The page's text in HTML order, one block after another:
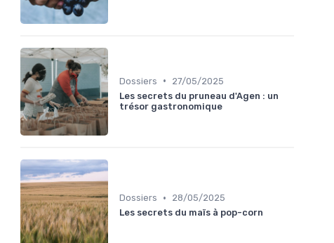
Dossiers •
27/05/2025
Les secrets du pruneau d'Agen : un
trésor gastronomique
Dossiers •
28/05/2025
Les secrets du maïs à pop-corn